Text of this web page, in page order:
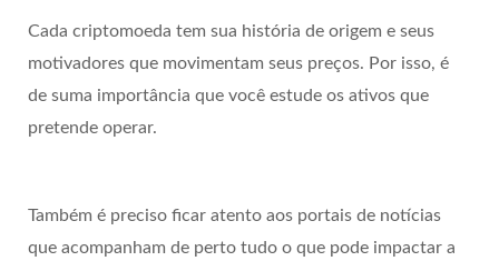
Cada criptomoeda tem sua história de origem e seus
motivadores que movimentam seus preços. Por isso, é
de suma importância que você estude os ativos que
pretende operar.
Também é preciso ficar atento aos portais de notícias
que acompanham de perto tudo o que pode impactar a